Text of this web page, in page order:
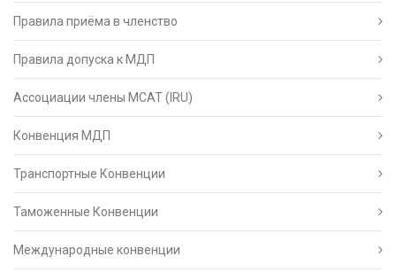
Правила приёма в членство
Правила допуска к МДП
Ассоциации члены МСАТ (IRU)
Конвенция МДП
Транспортные Конвенции
Таможенные Конвенции
Международные конвенции